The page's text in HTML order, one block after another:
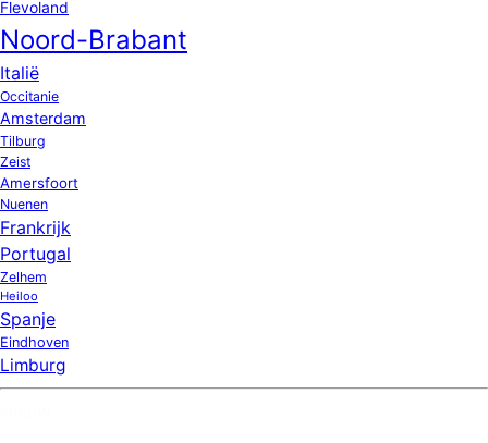
Flevoland
Noord-Brabant
Italië
Occitanie
Amsterdam
Tilburg
Zeist
Amersfoort
Nuenen
Frankrijk
Portugal
Zelhem
Heiloo
Spanje
Eindhoven
Limburg